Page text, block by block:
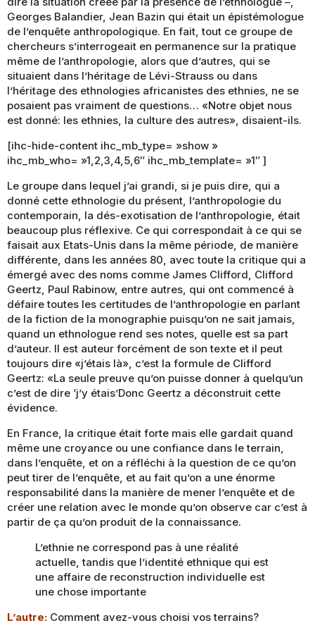
Georges Balandier, Jean Bazin qui était un épistémologue
de l’enquête anthropologique. En fait, tout ce groupe de
chercheurs s’interrogeait en permanence sur la pratique
même de l’anthropologie, alors que d’autres, qui se
situaient dans l’héritage de Lévi-Strauss ou dans
l’héritage des ethnologies africanistes des ethnies, ne se
posaient pas vraiment de questions… «Notre objet nous
est donné: les ethnies, la culture des autres», disaient-ils.
[ihc-hide-content ihc_mb_type= »show »
ihc_mb_who= »1,2,3,4,5,6″ ihc_mb_template= »1″ ]
Le groupe dans lequel j’ai grandi, si je puis dire, qui a
donné cette ethnologie du présent, l’anthropologie du
contemporain, la dés-exotisation de l’anthropologie, était
beaucoup plus réflexive. Ce qui correspondait à ce qui se
faisait aux Etats-Unis dans la même période, de manière
différente, dans les années 80, avec toute la critique qui a
émergé avec des noms comme James Clifford, Clifford
Geertz, Paul Rabinow, entre autres, qui ont commencé à
défaire toutes les certitudes de l’anthropologie en parlant
de la fiction de la monographie puisqu’on ne sait jamais,
quand un ethnologue rend ses notes, quelle est sa part
d’auteur. Il est auteur forcément de son texte et il peut
toujours dire «j’étais là», c’est la formule de Clifford
Geertz: «La seule preuve qu’on puisse donner à quelqu’un
c’est de dire ‘j’y étais’Donc Geertz a déconstruit cette
évidence.
En France, la critique était forte mais elle gardait quand
même une croyance ou une confiance dans le terrain,
dans l’enquête, et on a réfléchi à la question de ce qu’on
peut tirer de l’enquête, et au fait qu’on a une énorme
responsabilité dans la manière de mener l’enquête et de
créer une relation avec le monde qu’on observe car c’est à
partir de ça qu’on produit de la connaissance.
L’ethnie ne correspond pas à une réalité
actuelle, tandis que l’identité ethnique qui est
une affaire de reconstruction individuelle est
une chose importante
L’autre: Comment avez-vous choisi vos terrains?